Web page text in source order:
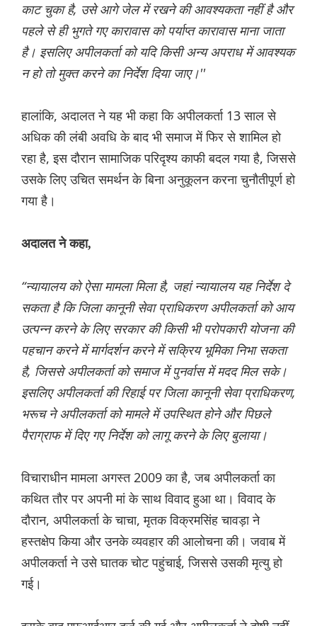
काट चुका है, उसे आगे जेल में रखने की आवश्यकता नहीं है और
पहले से ही भुगते गए कारावास को पर्याप्त कारावास माना जाता
है। इसलिए अपीलकर्ता को यदि किसी अन्य अपराध में आवश्यक
न हो तो मुक्त करने का निर्देश दिया जाए।''
हालांकि, अदालत ने यह भी कहा कि अपीलकर्ता 13 साल से
अधिक की लंबी अवधि के बाद भी समाज में फिर से शामिल हो
रहा है, इस दौरान सामाजिक परिदृश्य काफी बदल गया है, जिससे
उसके लिए उचित समर्थन के बिना अनुकूलन करना चुनौतीपूर्ण हो
गया है।
अदालत ने कहा,
“न्यायालय को ऐसा मामला मिला है, जहां न्यायालय यह निर्देश दे
सकता है कि जिला कानूनी सेवा प्राधिकरण अपीलकर्ता को आय
उत्पन्न करने के लिए सरकार की किसी भी परोपकारी योजना की
पहचान करने में मार्गदर्शन करने में सक्रिय भूमिका निभा सकता
है, जिससे अपीलकर्ता को समाज में पुनर्वास में मदद मिल सके।
इसलिए अपीलकर्ता की रिहाई पर जिला कानूनी सेवा प्राधिकरण,
भरूच ने अपीलकर्ता को मामले में उपस्थित होने और पिछले
पैराग्राफ में दिए गए निर्देश को लागू करने के लिए बुलाया।
विचाराधीन मामला अगस्त 2009 का है, जब अपीलकर्ता का
कथित तौर पर अपनी मां के साथ विवाद हुआ था। विवाद के
दौरान, अपीलकर्ता के चाचा, मृतक विक्रमसिंह चावड़ा ने
हस्तक्षेप किया और उनके व्यवहार की आलोचना की। जवाब में
अपीलकर्ता ने उसे घातक चोट पहुंचाई, जिससे उसकी मृत्यु हो
गई।